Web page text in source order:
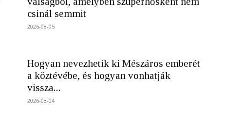
csinál semmit
2026-08-05
Hogyan nevezhetik ki Mészáros emberét
a köztévébe, és hogyan vonhatják
vissza...
2026-08-04